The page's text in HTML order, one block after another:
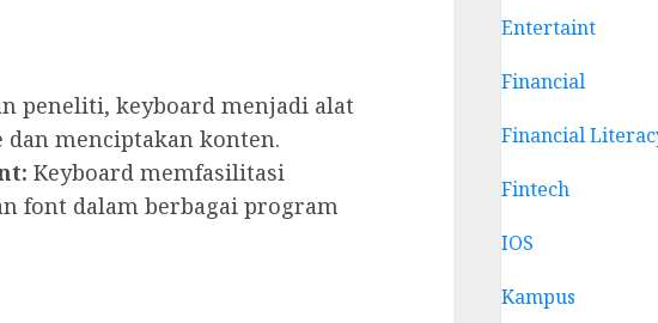
peneliti, keyboard menjadi alat
menciptakan konten.
Keyboard memfasilitasi
font dalam berbagai program
Entertaint
Financial
Financial
Fintech
IOS
Kampus